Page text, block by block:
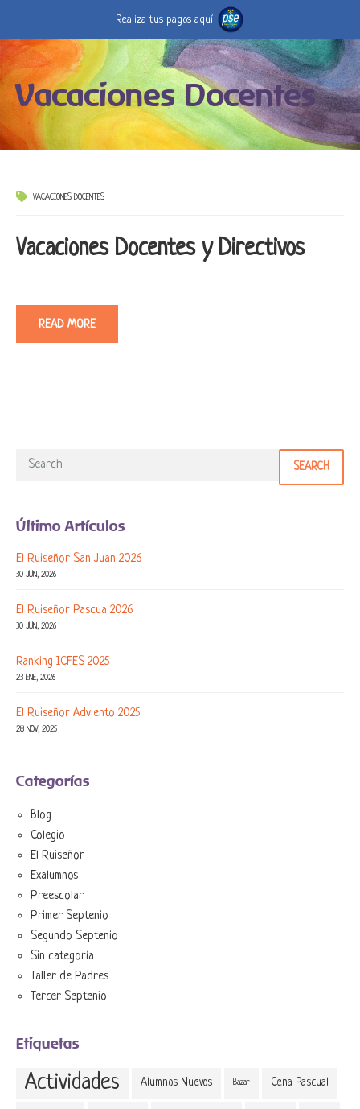
Realiza tus pagos aquí
Vacaciones Docentes
VACACIONES DOCENTES
Vacaciones Docentes y Directivos
READ MORE
SEARCH
Último Artículos
El Ruiseñor San Juan 2026
30 JUN, 2026
El Ruiseñor Pascua 2026
30 JUN, 2026
Ranking ICFES 2025
23 ENE, 2026
El Ruiseñor Adviento 2025
28 NOV, 2025
Categorías
Blog
Colegio
El Ruiseñor
Exalumnos
Preescolar
Primer Septenio
Segundo Septenio
Sin categoría
Taller de Padres
Tercer Septenio
Etiquetas
Actividades Alumnos Nuevos Bazar Cena Pascual